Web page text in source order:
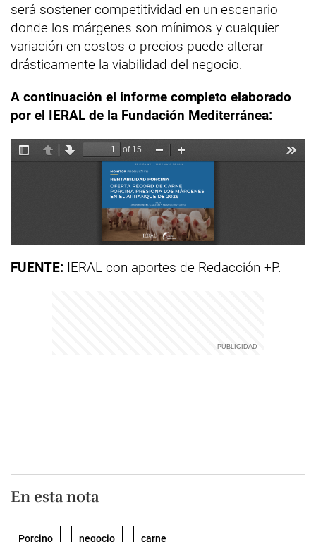
será sostener competitividad en un escenario
donde los márgenes son mínimos y cualquier
variación en costos o precios puede alterar
drásticamente la viabilidad del negocio.
A continuación el informe completo elaborado
por el IERAL de la Fundación Mediterránea:
FUENTE: IERAL con aportes de Redacción +P.
En esta nota
Porcino negocio carne